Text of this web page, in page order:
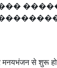
�� ����
������
से शुरू